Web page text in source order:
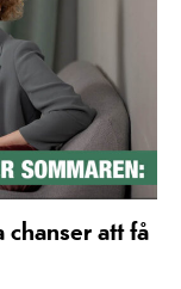
chanser att få